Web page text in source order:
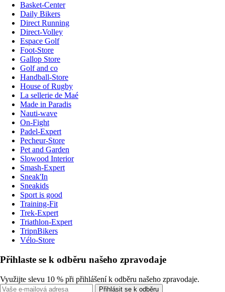
Basket-Center
Daily Bikers
Direct Running
Direct-Volley
Espace Golf
Foot-Store
Gallop Store
Golf and co
Handball-Store
House of Rugby
La sellerie de Maé
Made in Paradis
Nauti-wave
On-Fight
Padel-Expert
Pecheur-Store
Pet and Garden
Slowood Interior
Smash-Expert
Sneak'In
Sneakids
Sport is good
Training-Fit
Trek-Expert
Triathlon-Expert
TripnBikers
Vélo-Store
Přihlaste se k odběru našeho zpravodaje
Využijte slevu 10 % při přihlášení k odběru našeho zpravodaje.
Přihlásit se k odběru